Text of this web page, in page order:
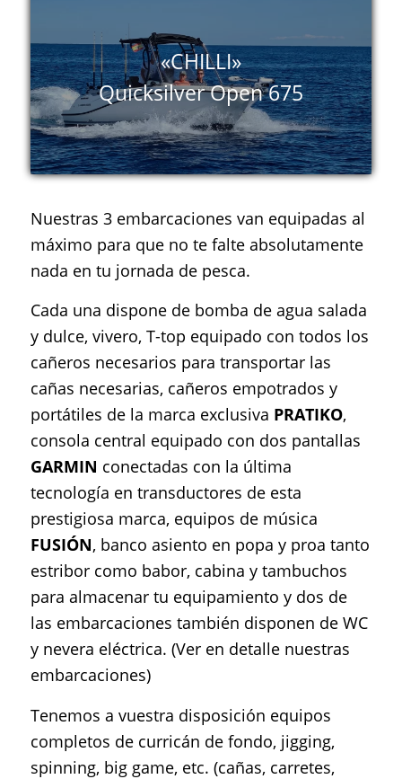
«CHILLI»
Quicksilver Open 675
Nuestras 3 embarcaciones van equipadas al
máximo para que no te falte absolutamente
nada en tu jornada de pesca.
Cada una dispone de bomba de agua salada
y dulce, vivero, T-top equipado con todos los
cañeros necesarios para transportar las
cañas necesarias, cañeros empotrados y
portátiles de la marca exclusiva PRATIKO,
consola central equipado con dos pantallas
GARMIN conectadas con la última
tecnología en transductores de esta
prestigiosa marca, equipos de música
FUSIÓN, banco asiento en popa y proa tanto
estribor como babor, cabina y tambuchos
para almacenar tu equipamiento y dos de
las embarcaciones también disponen de WC
y nevera eléctrica. (Ver en detalle nuestras
embarcaciones)
Tenemos a vuestra disposición equipos
completos de curricán de fondo, jigging,
spinning, big game, etc. (cañas, carretes,